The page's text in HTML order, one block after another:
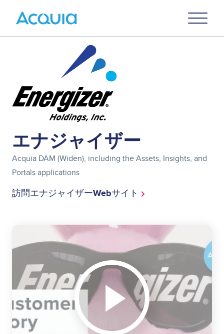
Menu
エナジャイザー
Acquia DAM (Widen), including the Assets, Insights, and
Portals applications
訪問エナジャイザーWebサイト